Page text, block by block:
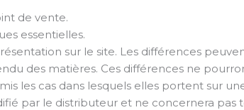
de vente.
essentielles.
sur le site. Les différences
des matières. Ces différences ne
les cas dans lesquels elles portent sur
par le distributeur et ne concernera pas